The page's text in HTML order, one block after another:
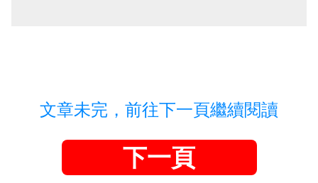
文章未完，前往下一頁繼續閱讀
下一頁